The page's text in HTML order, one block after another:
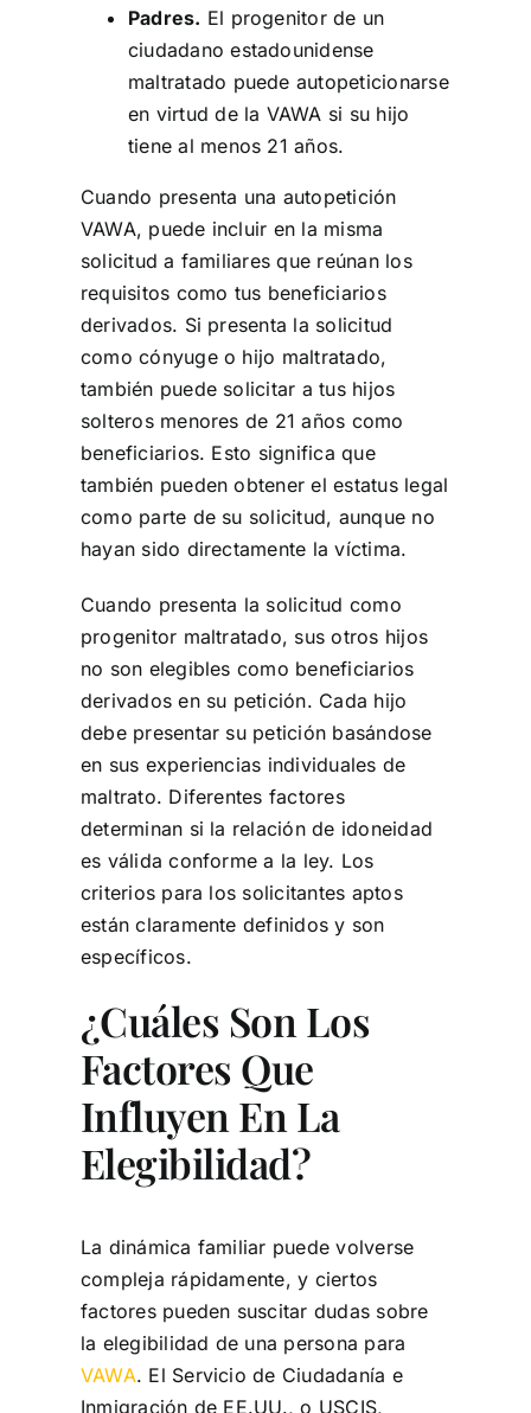
Padres. El progenitor de un
ciudadano estadounidense
maltratado puede autopeticionarse
en virtud de la VAWA si su hijo
tiene al menos 21 años.
Cuando presenta una autopetición
VAWA, puede incluir en la misma
solicitud a familiares que reúnan los
requisitos como tus beneficiarios
derivados. Si presenta la solicitud
como cónyuge o hijo maltratado,
también puede solicitar a tus hijos
solteros menores de 21 años como
beneficiarios. Esto significa que
también pueden obtener el estatus legal
como parte de su solicitud, aunque no
hayan sido directamente la víctima.
Cuando presenta la solicitud como
progenitor maltratado, sus otros hijos
no son elegibles como beneficiarios
derivados en su petición. Cada hijo
debe presentar su petición basándose
en sus experiencias individuales de
maltrato. Diferentes factores
determinan si la relación de idoneidad
es válida conforme a la ley. Los
criterios para los solicitantes aptos
están claramente definidos y son
específicos.
¿Cuáles Son Los
Factores Que
Influyen En La
Elegibilidad?
La dinámica familiar puede volverse
compleja rápidamente, y ciertos
factores pueden suscitar dudas sobre
la elegibilidad de una persona para
VAWA. El Servicio de Ciudadanía e
Inmigración de EE.UU., o USCIS,